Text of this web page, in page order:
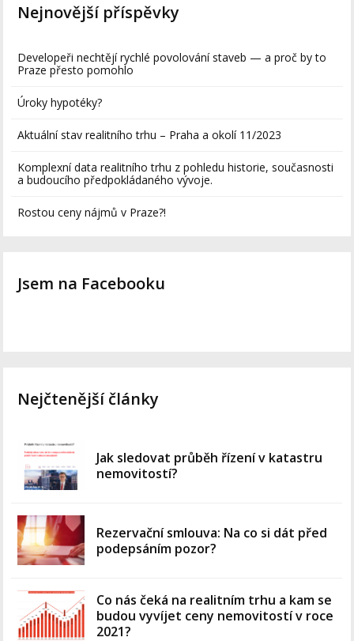
Nejnovější příspěvky
Developeři nechtějí rychlé povolování staveb — a proč by to
Praze přesto pomohlo
Úroky hypotéky?
Aktuální stav realitního trhu – Praha a okolí 11/2023
Komplexní data realitního trhu z pohledu historie, současnosti
a budoucího předpokládaného vývoje.
Rostou ceny nájmů v Praze?!
Jsem na Facebooku
Nejčtenější články
Jak sledovat průběh řízení v katastru
nemovitostí?
Rezervační smlouva: Na co si dát před
podepsáním pozor?
Co nás čeká na realitním trhu a kam se
budou vyvíjet ceny nemovitostí v roce
2021?